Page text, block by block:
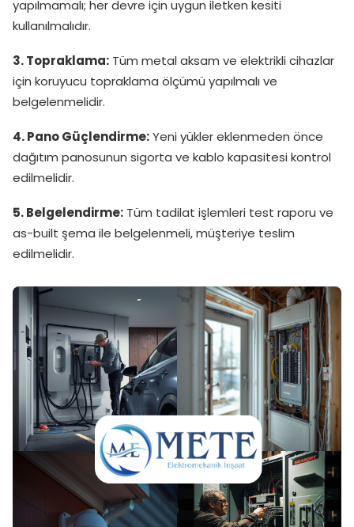
yapılmamalı; her devre için uygun iletken kesiti
kullanılmalıdır.
3. Topraklama: Tüm metal aksam ve elektrikli cihazlar
için koruyucu topraklama ölçümü yapılmalı ve
belgelenmelidir.
4. Pano Güçlendirme:Yeni yükler eklenmeden önce
dağıtım panosunun sigorta ve kablo kapasitesi kontrol
edilmelidir.
5. Belgelendirme: Tüm tadilat işlemleri test raporu ve
as-built şema ile belgelenmeli, müşteriye teslim
edilmelidir.